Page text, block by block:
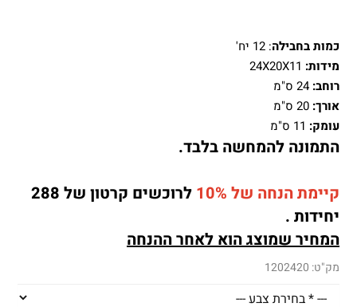
כמות בחבילה: 12 יח'
מידות: 24X20X11
רוחב: 24 ס"מ
אורך: 20 ס"מ
עומק:
התמונה להמחשה בלבד.
קיימת הנחה של 10%
לרוכשים קרטון של 288
יחידות .
המחיר שמוצג הוא לאחר ההנחה
מק"ט: 1202420